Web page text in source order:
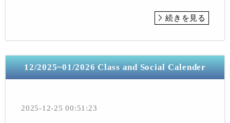
続きを見る
12/2025~01/2026 Class and Social Calender
2025-12-25 00:51:23